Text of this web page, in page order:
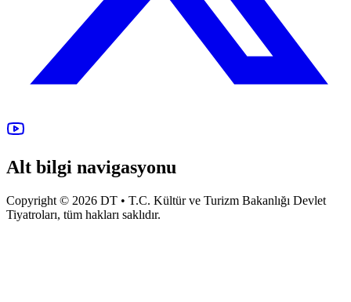
Alt bilgi navigasyonu
Copyright © 2026 DT • T.C. Kültür ve Turizm Bakanlığı Devlet
Tiyatroları, tüm hakları saklıdır.